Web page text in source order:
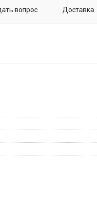
вопрос Доставка